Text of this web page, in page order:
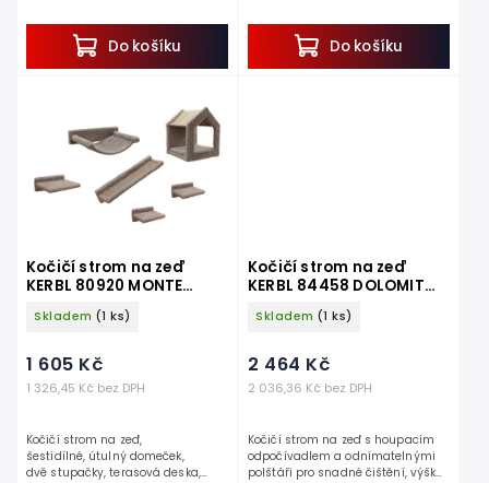
Do košíku
dostatečný prostor k pohybu...
Do košíku
Kočičí strom na zeď
KERBL 80920 MONTE
BALDO, sada nástěnných
pater, taupe, 6 ks
Skladem (1 ks)
1 326,45 Kč bez DPH
1 605 Kč
Kočičí strom na zeď,
šestidílné, útulný domeček,
dvě stupačky, terasová deska,
Kočičí strom na zeď
KERBL 84458 DOLOMIT
GRAPPA, 158x80x53 cm
Skladem (1 ks)
2 036,36 Kč bez DPH
2 464 Kč
Kočičí strom na zeď s houpacím
odpočívadlem a odnímatelnými
polštáři pro snadné čištění, výška